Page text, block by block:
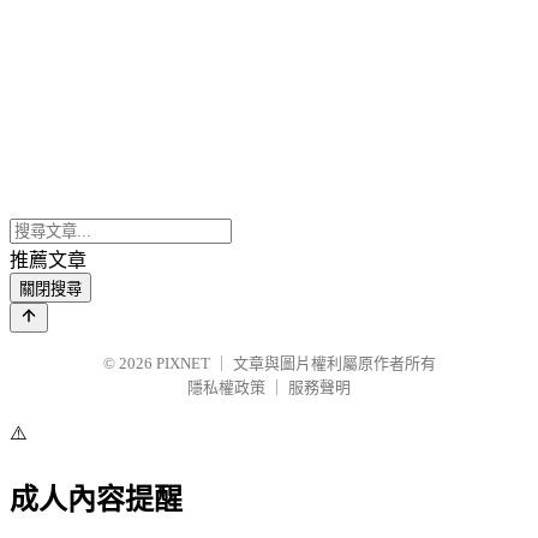
推薦文章
關閉搜尋
© 2026 PIXNET
文章與圖片權利屬原作者所有
隱私權政策
服務聲明
⚠️
成人內容提醒